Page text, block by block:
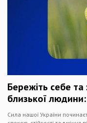
Бережіть себе та
близької
Сила нашої України